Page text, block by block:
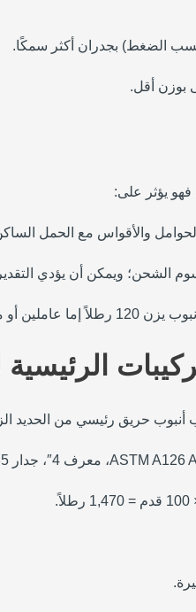
بوزن أقل.
يؤثر على:
والأقواس مع الحمل
الشحن؛ ويمكن أن يؤدي
عاملين أو معدات رفع.
من الحديد الزهر مقاس 4 بوصة لمبنى سكني مكون